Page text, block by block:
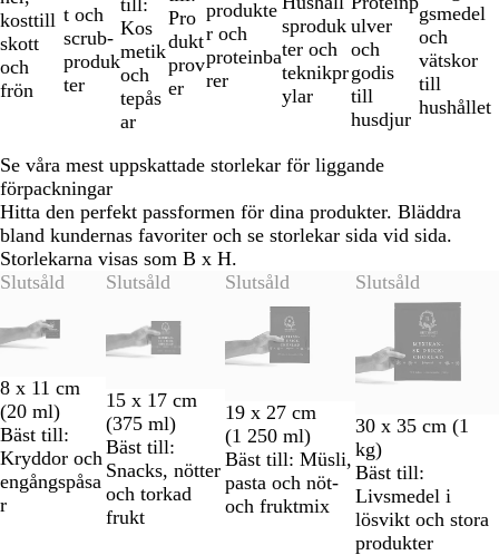
kosttill
skott
och
frön
t och
scrub-
produk
ter
Kos
metik
och
tepås
ar
Pro
dukt
prov
er
produkte
r och
proteinba
rer
sproduk
ter och
teknikpr
ylar
ulver
och
godis
till
husdjur
gsmedel
och
vätskor
till
hushållet
Se våra mest uppskattade storlekar för liggande
förpackningar
Hitta den perfekt passformen för dina produkter. Bläddra
bland kundernas favoriter och se storlekar sida vid sida.
Storlekarna visas som B x H.
Slutsåld
8 x 11 cm
(20 ml)
Bäst till:
Kryddor och
engångspåsa
r
Slutsåld
15 x 17 cm
(375 ml)
Bäst till:
Snacks, nötter
och torkad
frukt
Slutsåld
19 x 27 cm
(1 250 ml)
Bäst till: Müsli,
pasta och nöt-
och fruktmix
Slutsåld
30 x 35 cm (1
kg)
Bäst till:
Livsmedel i
lösvikt och stora
produkter
Bild
till
2
4